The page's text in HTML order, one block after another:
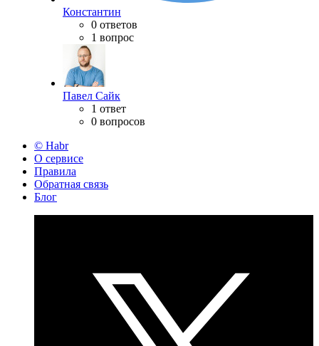
Константин
0 ответов
1 вопрос
Павел Сайк
1 ответ
0 вопросов
© Habr
О сервисе
Правила
Обратная связь
Блог